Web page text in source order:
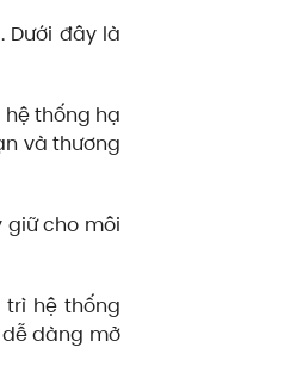
Dưới đây là
thống hạ
và thương
giữ cho môi
hệ thống
dàng mở